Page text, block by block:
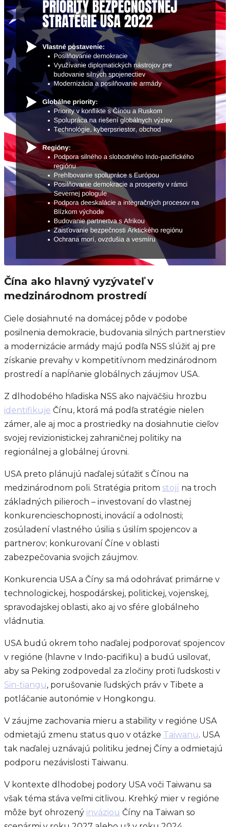
Čína ako hlavný vyzývateľ v
medzinárodnom prostredí
Ciele dosiahnuté na domácej pôde v podobe
posilnenia demokracie, budovania silných partnerstiev
a modernizácie armády majú podľa NSS slúžiť aj pre
získanie prevahy v kompetitívnom medzinárodnom
prostredí a napĺňanie globálnych záujmov USA.
Z dlhodobého hľadiska NSS ako najväčšiu hrozbu
identifikuje Čínu, ktorá má podľa stratégie nielen
zámer, ale aj moc a prostriedky na dosiahnutie cieľov
svojej revizionistickej zahraničnej politiky na
regionálnej a globálnej úrovni.
USA preto plánujú naďalej súťažiť s Čínou na
medzinárodnom poli. Stratégia pritom stojí na troch
základných pilieroch – investovaní do vlastnej
konkurencieschopnosti, inovácií a odolnosti;
zosúladení vlastného úsilia s úsilím spojencov a
partnerov; konkurovaní Číne v oblasti
zabezpečovania svojich záujmov.
Konkurencia USA a Číny sa má odohrávať primárne v
technologickej, hospodárskej, politickej, vojenskej,
spravodajskej oblasti, ako aj vo sfére globálneho
vládnutia.
USA budú okrem toho naďalej podporovať spojencov
v regióne (hlavne v Indo-pacifiku) a budú usilovať,
aby sa Peking zodpovedal za zločiny proti ľudskosti v
Sin-ťiangu, porušovanie ľudských práv v Tibete a
potláčanie autonómie v Hongkongu.
V záujme zachovania mieru a stability v regióne USA
odmietajú zmenu status quo v otázke Taiwanu. USA
tak naďalej uznávajú politiku jednej Číny a odmietajú
podporu nezávislosti Taiwanu.
V kontexte dlhodobej podory USA voči Taiwanu sa
však téma stáva veľmi citlivou. Krehký mier v regióne
môže byť ohrozený inváziou Číny na Taiwan so